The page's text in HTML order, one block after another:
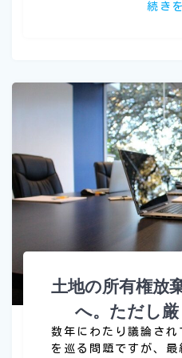
続き
土地の所有権放
へ。ただし
数年にわたり議論さ
を巡る問題ですが、